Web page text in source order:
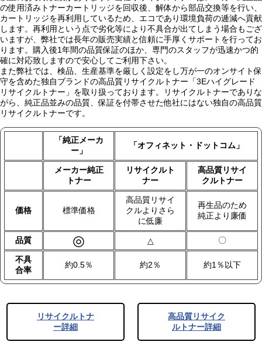
の使用済みトナーカートリッジを回収後、解体から部品交換等を行い、
カートリッジを再利用しているため、エコであり環境負荷の逓減へ貢献
します。再利用という点で劣化等により不具合が出てしまう場合もござ
いますが、弊社では長年の販売実績と信頼に手厚くサポートを行ってお
ります。購入後1年間の品質保証のほか、専門のスタッフが迅速かつ的
確に対応致しますので安心してご利用下さい。
また弊社では、検品、生産基準を厳しく設定をし万が一のオンサイト保
守を含めた独自ブランドの高品質リサイクルトナー「3Eハイグレード
リサイクルトナー」を取り扱っております。リサイクルトナーでありな
がら、純正品並みの品質、保証を付帯させた他社にはない独自の高品質
リサイクルトナーです。
「純正メーカ
ー」
「オフィネット・ドットコム」
メーカー純正
トナー
リサイクルト
ナー
高品質リサイ
クルトナー
価格 標準価格
高品質リサイ
クルよりさら
に低廉
再生品のため
純正より廉価
品質 ◎ △ 〇
不具
合率
約0.5％ 約2％ 約1％以下
リサイクルトナ
ー詳細
高品質リサイク
ルトナー詳細